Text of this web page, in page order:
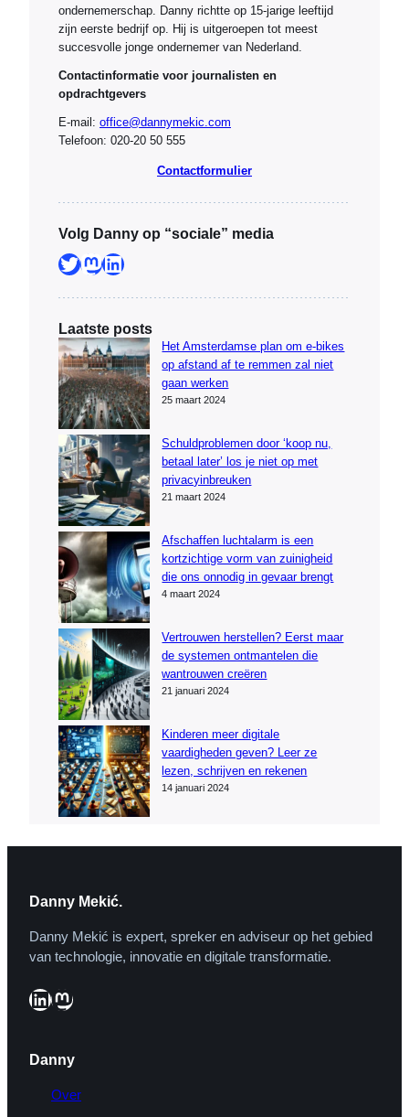
ondernemerschap. Danny richtte op 15-jarige leeftijd
zijn eerste bedrijf op. Hij is uitgeroepen tot meest
succesvolle jonge ondernemer van Nederland.
Contactinformatie voor journalisten en
opdrachtgevers
E-mail: office@dannymekic.com
Telefoon: 020-20 50 555
Contactformulier
Volg Danny op “sociale” media
Twitter Mastodon LinkedIn
Laatste posts
Het Amsterdamse plan om e-bikes
op afstand af te remmen zal niet
gaan werken
25 maart 2024
Schuldproblemen door ‘koop nu,
betaal later’ los je niet op met
privacyinbreuken
21 maart 2024
Afschaffen luchtalarm is een
kortzichtige vorm van zuinigheid
die ons onnodig in gevaar brengt
4 maart 2024
Vertrouwen herstellen? Eerst maar
de systemen ontmantelen die
wantrouwen creëren
21 januari 2024
Kinderen meer digitale
vaardigheden geven? Leer ze
lezen, schrijven en rekenen
14 januari 2024
Danny Mekić.
Danny Mekić is expert, spreker en adviseur op het gebied
van technologie, innovatie en digitale transformatie.
LinkedIn Mastodon
Danny
Over